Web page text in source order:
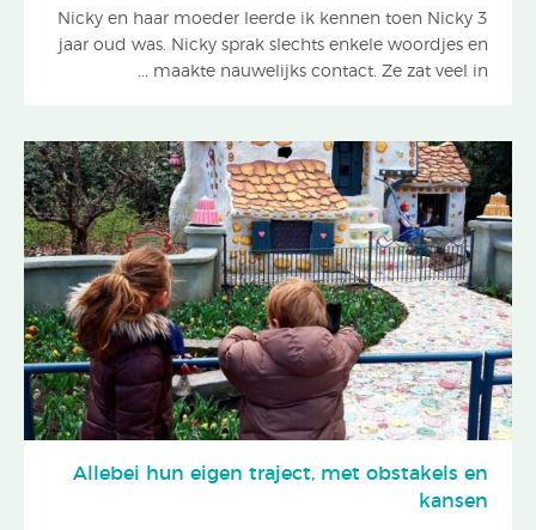
Nicky en haar moeder leerde ik kennen toen Nicky 3
jaar oud was. Nicky sprak slechts enkele woordjes en
maakte nauwelijks contact. Ze zat veel in ...
Allebei hun eigen traject, met obstakels en
kansen